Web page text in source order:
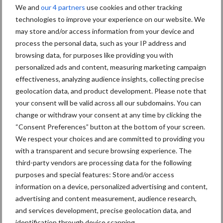
We and our 4 partners use cookies and other tracking
technologies to improve your experience on our website. We
may store and/or access information from your device and
process the personal data, such as your IP address and
browsing data, for purposes like providing you with
personalized ads and content, measuring marketing campaign
effectiveness, analyzing audience insights, collecting precise
geolocation data, and product development. Please note that
your consent will be valid across all our subdomains. You can
change or withdraw your consent at any time by clicking the
“Consent Preferences” button at the bottom of your screen.
We respect your choices and are committed to providing you
with a transparent and secure browsing experience. The
third-party vendors are processing data for the following
purposes and special features: Store and/or access
information on a device, personalized advertising and content,
advertising and content measurement, audience research,
and services development, precise geolocation data, and
grillig: droogte en
geopolitiek houden handel
in de greep
De speenhuid: een vaak
onderschatte risicofactor
voor mastitis
ForFarmers ziet volume en
marktaandeel groeien in
krimpende Nederlandse
markt
Themapagina's